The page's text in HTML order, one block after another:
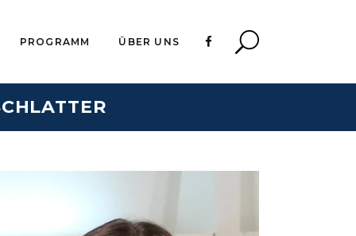
PROGRAMM ÜBER UNS